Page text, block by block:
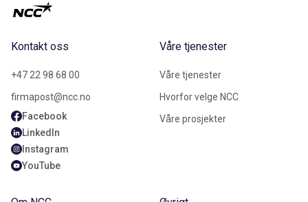
Kontakt oss
+47 22 98 68 00
firmapost@ncc.no
Facebook
LinkedIn
Instagram
YouTube
Våre tjenester
Våre tjenester
Hvorfor velge NCC
Våre prosjekter